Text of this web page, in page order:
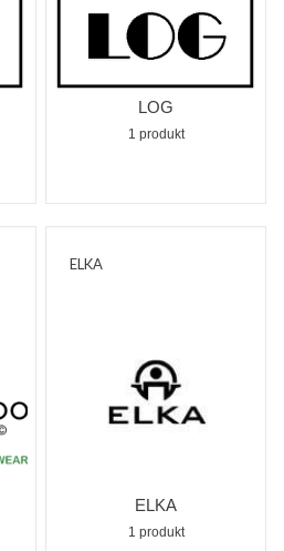
LOG
1 produkt
ELKA
ELKA
1 produkt